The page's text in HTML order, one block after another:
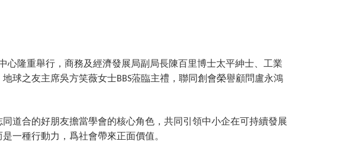
心隆重舉行，商務及經濟發展局副局長陳百里博士太平紳士、工業
球之友主席吳方笑薇女士BBS蒞臨主禮，聯同創會榮譽顧問盧永鴻
道合的好朋友擔當學會的核心角色，共同引領中小企在可持續發展
一種行動力，爲社會帶來正面價值。